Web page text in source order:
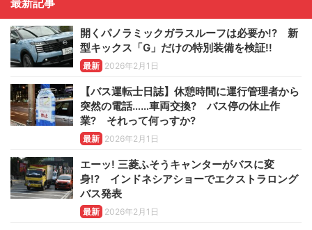
最新記事
開くパノラミックガラスルーフは必要か!? 新
型キックス「G」だけの特別装備を検証!!
最新 2026年2月1日
【バス運転士日誌】休憩時間に運行管理者から
突然の電話……車両交換? バス停の休止作
業? それって何っすか?
最新 2026年2月1日
エーッ! 三菱ふそうキャンターがバスに変
身!? インドネシアショーでエクストラロング
バス発表
最新 2026年2月1日